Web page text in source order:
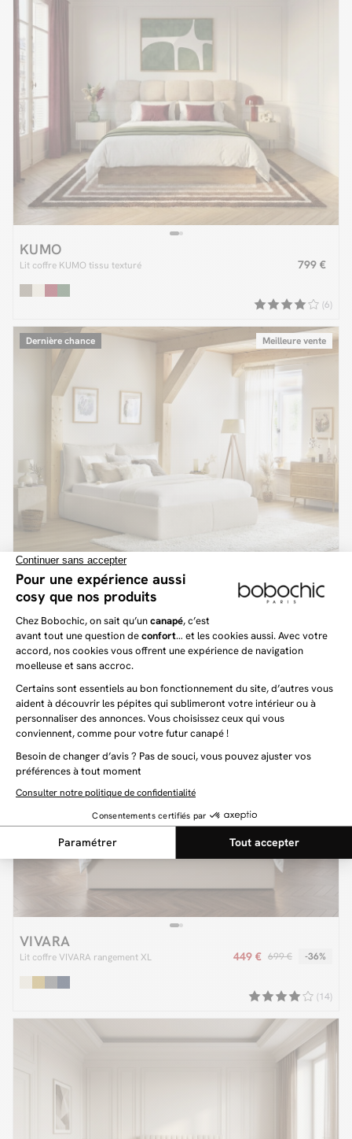
KUMO
Lit coffre KUMO tissu texturé 799 €
(6)
Meilleure vente
Dernière chance
GARANCE
tissu bouclette
+2
Meilleure vente
Dernière chance
VIVARA
Lit coffre VIVARA rangement XL 449 € 699 € -36%
(14)